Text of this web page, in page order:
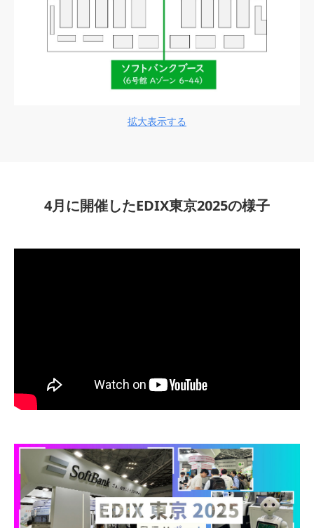
拡大表示する
4月に開催したEDIX東京2025の様子